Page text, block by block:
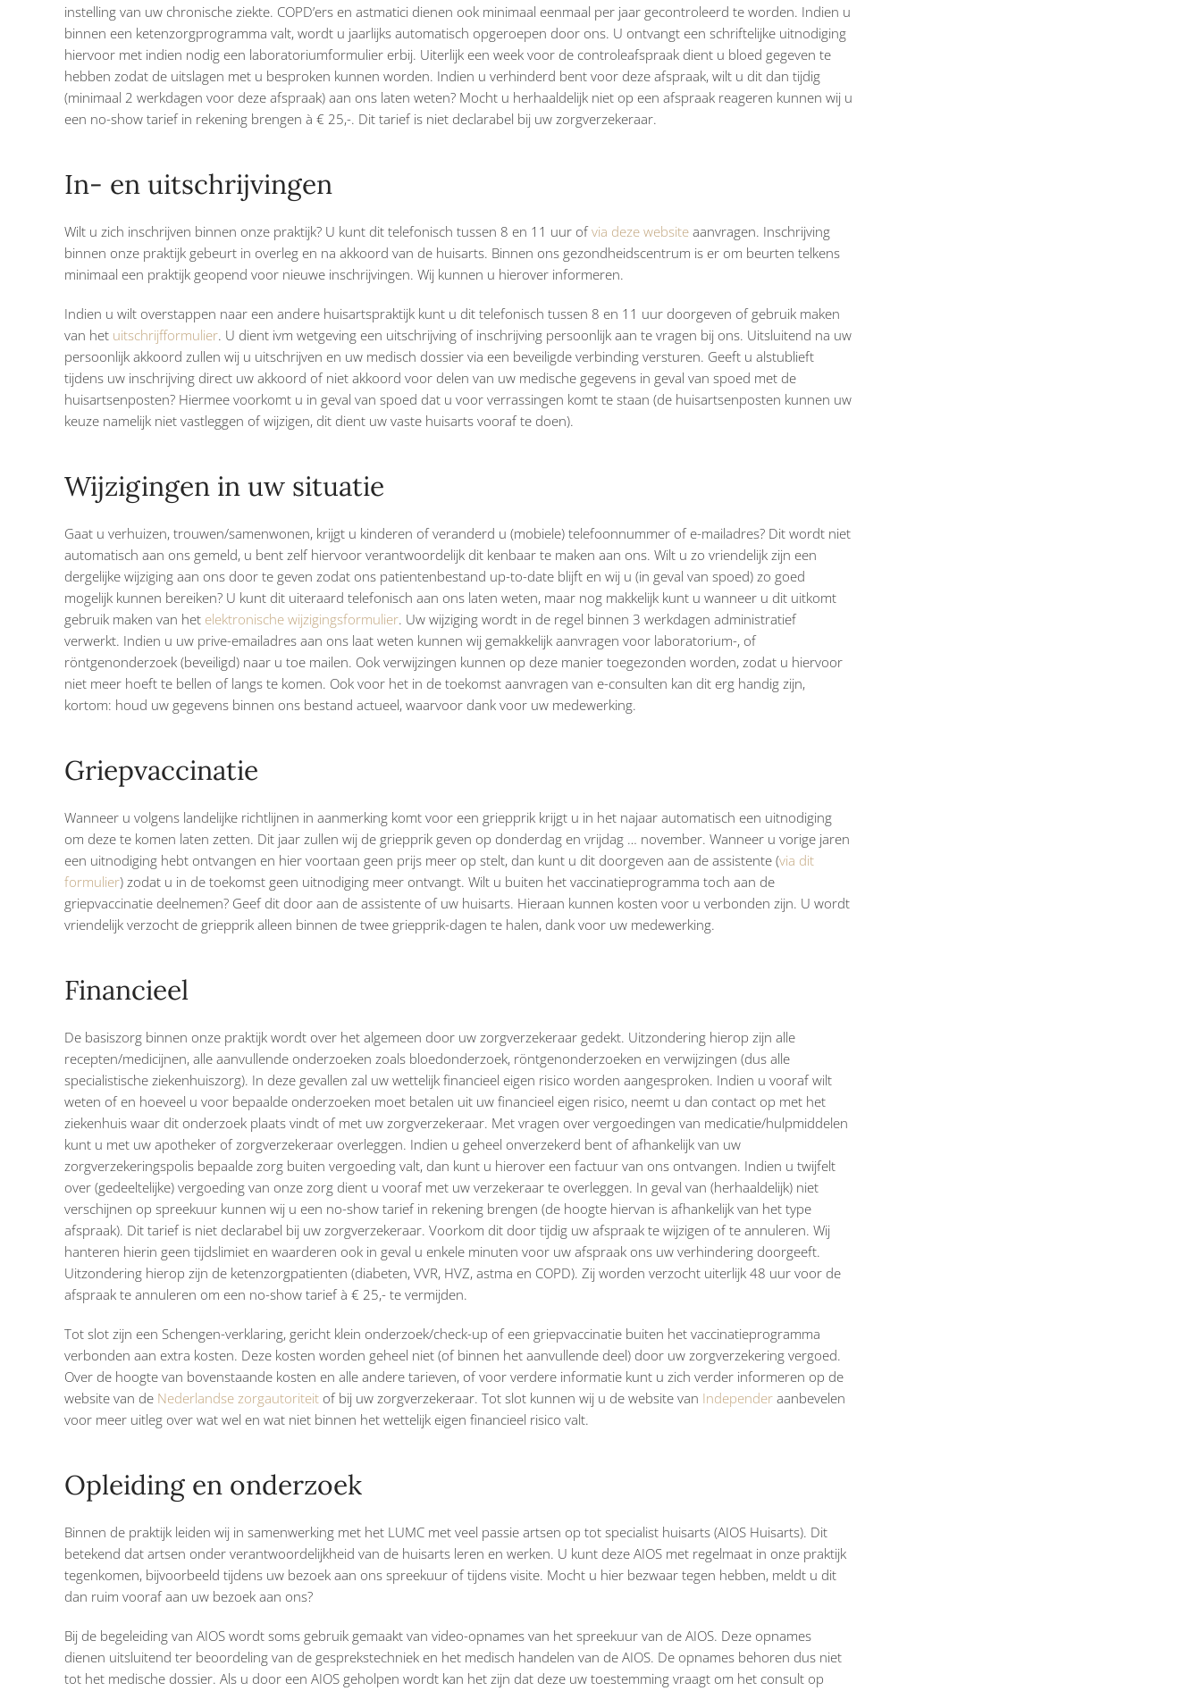
instelling van uw chronische ziekte. COPD’ers en astmatici dienen ook minimaal eenmaal per jaar gecontroleerd te worden. Indien u
binnen een ketenzorgprogramma valt, wordt u jaarlijks automatisch opgeroepen door ons. U ontvangt een schriftelijke uitnodiging
hiervoor met indien nodig een laboratoriumformulier erbij. Uiterlijk een week voor de controleafspraak dient u bloed gegeven te
hebben zodat de uitslagen met u besproken kunnen worden. Indien u verhinderd bent voor deze afspraak, wilt u dit dan tijdig
(minimaal 2 werkdagen voor deze afspraak) aan ons laten weten? Mocht u herhaaldelijk niet op een afspraak reageren kunnen wij u
een no-show tarief in rekening brengen à € 25,-. Dit tarief is niet declarabel bij uw zorgverzekeraar.
In- en uitschrijvingen
Wilt u zich inschrijven binnen onze praktijk? U kunt dit telefonisch tussen 8 en 11 uur ofvia deze website aanvragen. Inschrijving
binnen onze praktijk gebeurt in overleg en na akkoord van de huisarts. Binnen ons gezondheidscentrum is er om beurten telkens
minimaal een praktijk geopend voor nieuwe inschrijvingen. Wij kunnen u hierover informeren.
Indien u wilt overstappen naar een andere huisartspraktijk kunt u dit telefonisch tussen 8 en 11 uur doorgeven of gebruik maken
van het uitschrijfformulier. U dient ivm wetgeving een uitschrijving of inschrijving persoonlijk aan te vragen bij ons. Uitsluitend na uw
persoonlijk akkoord zullen wij u uitschrijven en uw medisch dossier via een beveiligde verbinding versturen. Geeft u alstublieft
tijdens uw inschrijving direct uw akkoord of niet akkoord voor delen van uw medische gegevens in geval van spoed met de
huisartsenposten? Hiermee voorkomt u in geval van spoed dat u voor verrassingen komt te staan (de huisartsenposten kunnen uw
keuze namelijk niet vastleggen of wijzigen, dit dient uw vaste huisarts vooraf te doen).
Wijzigingen in uw situatie
Gaat u verhuizen, trouwen/samenwonen, krijgt u kinderen of veranderd u (mobiele) telefoonnummer of e-mailadres? Dit wordt niet
automatisch aan ons gemeld, u bent zelf hiervoor verantwoordelijk dit kenbaar te maken aan ons. Wilt u zo vriendelijk zijn een
dergelijke wijziging aan ons door te geven zodat ons patientenbestand up-to-date blijft en wij u (in geval van spoed) zo goed
mogelijk kunnen bereiken? U kunt dit uiteraard telefonisch aan ons laten weten, maar nog makkelijk kunt u wanneer u dit uitkomt
gebruik maken van het elektronische wijzigingsformulier. Uw wijziging wordt in de regel binnen 3 werkdagen administratief
verwerkt. Indien u uw prive-emailadres aan ons laat weten kunnen wij gemakkelijk aanvragen voor laboratorium-, of
röntgenonderzoek (beveiligd) naar u toe mailen. Ook verwijzingen kunnen op deze manier toegezonden worden, zodat u hiervoor
niet meer hoeft te bellen of langs te komen. Ook voor het in de toekomst aanvragen van e-consulten kan dit erg handig zijn,
kortom: houd uw gegevens binnen ons bestand actueel, waarvoor dank voor uw medewerking.
Griepvaccinatie
Wanneer u volgens landelijke richtlijnen in aanmerking komt voor een griepprik krijgt u in het najaar automatisch een uitnodiging
om deze te komen laten zetten. Dit jaar zullen wij de griepprik geven op donderdag en vrijdag … november. Wanneer u vorige jaren
een uitnodiging hebt ontvangen en hier voortaan geen prijs meer op stelt, dan kunt u dit doorgeven aan de assistente (via dit
formulier) zodat u in de toekomst geen uitnodiging meer ontvangt. Wilt u buiten het vaccinatieprogramma toch aan de
griepvaccinatie deelnemen? Geef dit door aan de assistente of uw huisarts. Hieraan kunnen kosten voor u verbonden zijn. U wordt
vriendelijk verzocht de griepprik alleen binnen de twee griepprik-dagen te halen, dank voor uw medewerking.
Financieel
De basiszorg binnen onze praktijk wordt over het algemeen door uw zorgverzekeraar gedekt. Uitzondering hierop zijn alle
recepten/medicijnen, alle aanvullende onderzoeken zoals bloedonderzoek, röntgenonderzoeken en verwijzingen (dus alle
specialistische ziekenhuiszorg). In deze gevallen zal uw wettelijk financieel eigen risico worden aangesproken. Indien u vooraf wilt
weten of en hoeveel u voor bepaalde onderzoeken moet betalen uit uw financieel eigen risico, neemt u dan contact op met het
ziekenhuis waar dit onderzoek plaats vindt of met uw zorgverzekeraar. Met vragen over vergoedingen van medicatie/hulpmiddelen
kunt u met uw apotheker of zorgverzekeraar overleggen. Indien u geheel onverzekerd bent of afhankelijk van uw
zorgverzekeringspolis bepaalde zorg buiten vergoeding valt, dan kunt u hierover een factuur van ons ontvangen. Indien u twijfelt
over (gedeeltelijke) vergoeding van onze zorg dient u vooraf met uw verzekeraar te overleggen. In geval van (herhaaldelijk) niet
verschijnen op spreekuur kunnen wij u een no-show tarief in rekening brengen (de hoogte hiervan is afhankelijk van het type
afspraak). Dit tarief is niet declarabel bij uw zorgverzekeraar. Voorkom dit door tijdig uw afspraak te wijzigen of te annuleren. Wij
hanteren hierin geen tijdslimiet en waarderen ook in geval u enkele minuten voor uw afspraak ons uw verhindering doorgeeft.
Uitzondering hierop zijn de ketenzorgpatienten (diabeten, VVR, HVZ, astma en COPD). Zij worden verzocht uiterlijk 48 uur voor de
afspraak te annuleren om een no-show tarief à € 25,- te vermijden.
Tot slot zijn een Schengen-verklaring, gericht klein onderzoek/check-up of een griepvaccinatie buiten het vaccinatieprogramma
verbonden aan extra kosten. Deze kosten worden geheel niet (of binnen het aanvullende deel) door uw zorgverzekering vergoed.
Over de hoogte van bovenstaande kosten en alle andere tarieven, of voor verdere informatie kunt u zich verder informeren op de
website van de Nederlandse zorgautoriteit of bij uw zorgverzekeraar. Tot slot kunnen wij u de website van Independer aanbevelen
voor meer uitleg over wat wel en wat niet binnen het wettelijk eigen financieel risico valt.
Opleiding en onderzoek
Binnen de praktijk leiden wij in samenwerking met het LUMC met veel passie artsen op tot specialist huisarts (AIOS Huisarts). Dit
betekend dat artsen onder verantwoordelijkheid van de huisarts leren en werken. U kunt deze AIOS met regelmaat in onze praktijk
tegenkomen, bijvoorbeeld tijdens uw bezoek aan ons spreekuur of tijdens visite. Mocht u hier bezwaar tegen hebben, meldt u dit
dan ruim vooraf aan uw bezoek aan ons?
Bij de begeleiding van AIOS wordt soms gebruik gemaakt van video-opnames van het spreekuur van de AIOS. Deze opnames
dienen uitsluitend ter beoordeling van de gesprekstechniek en het medisch handelen van de AIOS. De opnames behoren dus niet
tot het medische dossier. Als u door een AIOS geholpen wordt kan het zijn dat deze uw toestemming vraagt om het consult op